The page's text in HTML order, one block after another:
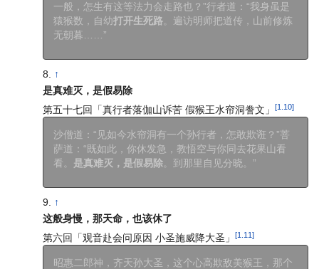
一般，怎生有这等法力会走路也？”行者道：“我身虽是
猿猴数，自幼打开生死路。遍访明师把道传，山前修炼
无朝暮……”
↑
是真难灭，是假易除
第五十七回「真行者落伽山诉苦 假猴王水帘洞誊文」
[1.10]
沙僧道：“见如今水帘洞有一个孙行者，怎敢欺诳？”菩
萨道：“既如此，你休发急，教悟空与你同去花果山看
看。 是真难灭，是假易除。到那里自见分晓。”
↑
这般身慢，那天命，也该休了
第六回「观音赴会问原因 小圣施威降大圣」
[1.11]
昭惠二郎神，齐天孙大圣，这个心高欺敌美猴王，那个